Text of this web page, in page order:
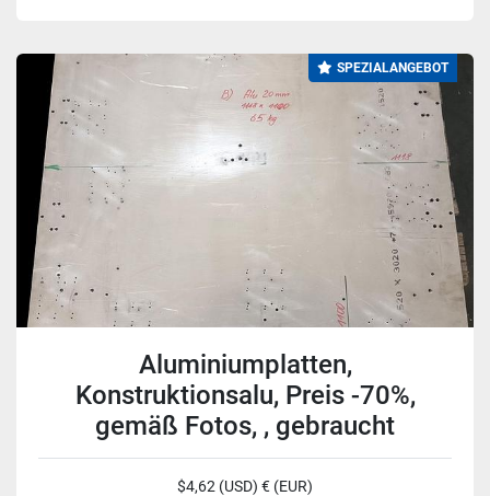
SPEZIALANGEBOT
Aluminiumplatten,
Konstruktionsalu, Preis -70%,
gemäß Fotos, , gebraucht
$4,62 (USD) € (EUR)